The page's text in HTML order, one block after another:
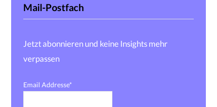
Mail-Postfach
Jetzt abonnieren und keine Insights mehr
verpassen
Email Addresse*